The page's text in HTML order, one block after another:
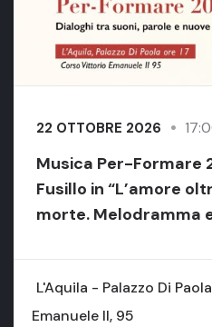
22 OTTOBRE 2026
Musica Per-Formare
Fusillo in “L’amore
morte. Melodramma
L'Aquila - Palazzo Di
Emanuele II, 95